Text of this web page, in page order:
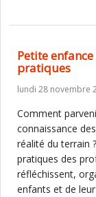
Petite
pratiques
lundi 28 novembre
Comment
connaissance
réalité du terrain
pratiques des
réfléchissent,
enfants et de